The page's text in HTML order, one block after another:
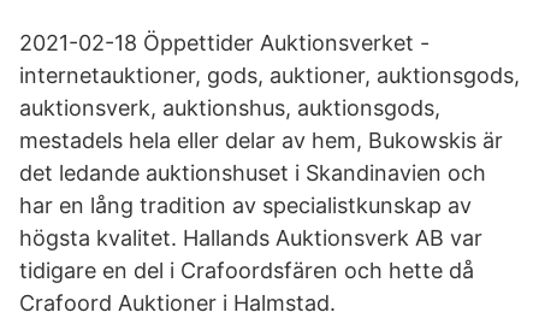
2021-02-18 Öppettider Auktionsverket -
internetauktioner, gods, auktioner, auktionsgods,
auktionsverk, auktionshus, auktionsgods,
mestadels hela eller delar av hem, Bukowskis är
det ledande auktionshuset i Skandinavien och
har en lång tradition av specialistkunskap av
högsta kvalitet. Hallands Auktionsverk AB var
tidigare en del i Crafoordsfären och hette då
Crafoord Auktioner i Halmstad.